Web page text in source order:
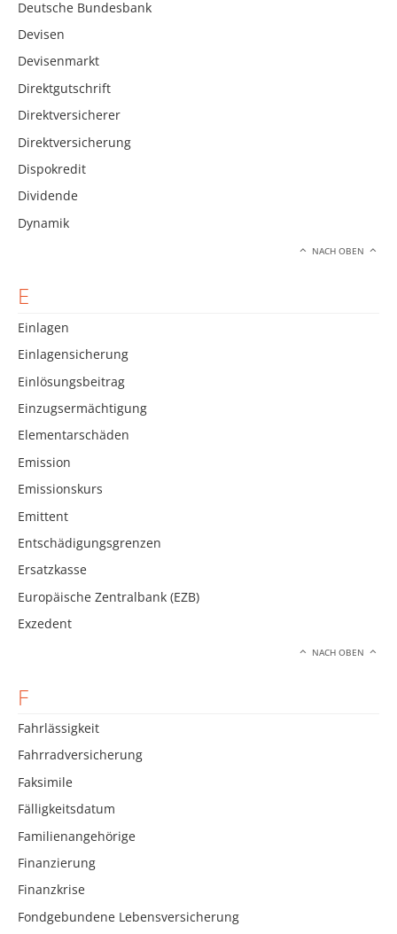
Deutsche Bundesbank
Devisen
Devisenmarkt
Direktgutschrift
Direktversicherer
Direktversicherung
Dispokredit
Dividende
Dynamik
NACH OBEN
E
Einlagen
Einlagensicherung
Einlösungsbeitrag
Einzugsermächtigung
Elementarschäden
Emission
Emissionskurs
Emittent
Entschädigungsgrenzen
Ersatzkasse
Europäische Zentralbank (EZB)
Exzedent
NACH OBEN
F
Fahrlässigkeit
Fahrradversicherung
Faksimile
Fälligkeitsdatum
Familienangehörige
Finanzierung
Finanzkrise
Fondgebundene Lebensversicherung